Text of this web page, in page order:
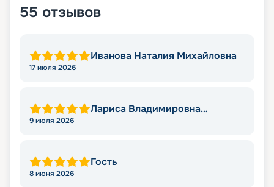
55 отзывов
Иванова Наталия Михайловна
17 июля 2026
Лариса Владимировна
9 июля 2026
Гость
8 июня 2026